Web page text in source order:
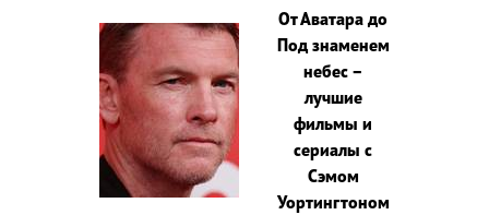
От Аватара до
Под знаменем
небес –
лучшие
фильмы и
сериалы с
Сэмом
Уортингтоном